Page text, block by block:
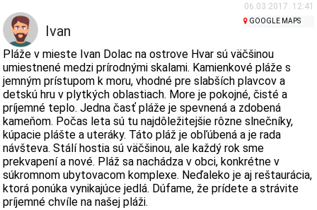
webcams
Zoznámte sa s Chorvátskom
múzeí
06.03.2017. 12:41
Ivan
GOOGLE MAPS
Pláže v mieste Ivan Dolac na ostrove Hvar sú väčšinou
umiestnené medzi prírodnými skalami. Kamienkové pláže s
jemným prístupom k moru, vhodné pre slabších plavcov a
detskú hru v plytkých oblastiach. More je pokojné, čisté a
príjemné teplo. Jedna časť pláže je spevnená a zdobená
kameňom. Počas leta sú tu najdôležitejšie rôzne slnečníky,
kúpacie plášte a uteráky. Táto pláž je obľúbená a je rada
návšteva. Stálí hostia sú väčšinou, ale každý rok sme
prekvapení a nové. Pláž sa nachádza v obci, konkrétne v
súkromnom ubytovacom komplexe. Neďaleko je aj reštaurácia,
ktorá ponúka vynikajúce jedlá. Dúfame, že prídete a strávite
príjemné chvíle na našej pláži.